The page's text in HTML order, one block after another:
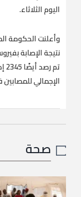
اليوم الثلاثاء.
نتيجة الإصابة
الإجمالي للمصابين في
صحة